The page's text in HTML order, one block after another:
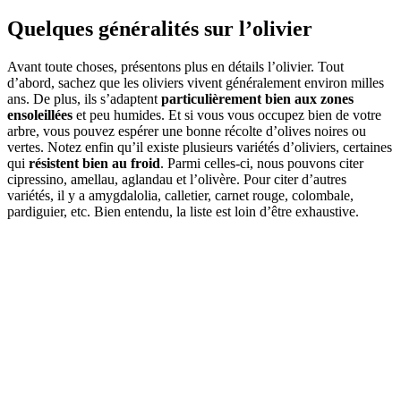
Quelques généralités sur l’olivier
Avant toute choses, présentons plus en détails l’olivier. Tout
d’abord, sachez que les oliviers vivent généralement environ milles
ans. De plus, ils s’adaptent particulièrement bien aux zones
ensoleillées et peu humides. Et si vous vous occupez bien de votre
arbre, vous pouvez espérer une bonne récolte d’olives noires ou
vertes. Notez enfin qu’il existe plusieurs variétés d’oliviers, certaines
qui résistent bien au froid. Parmi celles-ci, nous pouvons citer
cipressino, amellau, aglandau et l’olivère. Pour citer d’autres
variétés, il y a amygdalolia, calletier, carnet rouge, colombale,
pardiguier, etc. Bien entendu, la liste est loin d’être exhaustive.